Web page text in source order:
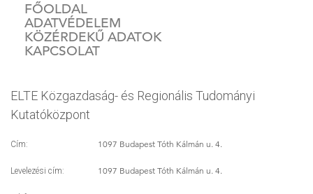
FŐOLDAL
ADATVÉDELEM
KÖZÉRDEKŰ ADATOK
KAPCSOLAT
ELTE Közgazdaság- és Regionális Tudományi
Kutatóközpont
Cím: 1097 Budapest Tóth Kálmán u. 4.
Levelezési cím: 1097 Budapest Tóth Kálmán u. 4.